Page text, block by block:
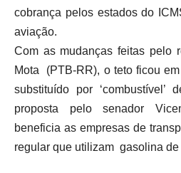
cobrança pelos estados do
aviação.
Com as mudanças feitas pelo
Mota (PTB-RR), o teto ficou em
substituído por ‘combustível’
proposta pelo senador
beneficia as empresas de
regular que utilizam gasolina de